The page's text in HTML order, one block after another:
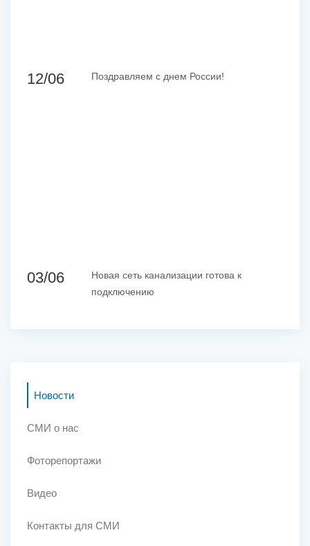
12/06 Поздравляем с днем России!
03/06
Новая сеть канализации готова к
подключению
Новости
СМИ о нас
Фоторепортажи
Видео
Контакты для СМИ